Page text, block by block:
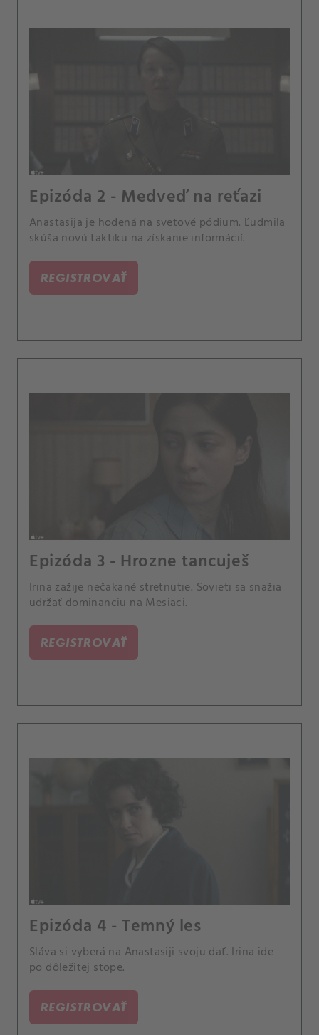
Epizóda 2 - Medveď na reťazi
Anastasija je hodená na svetové pódium. Ľudmila
skúša novú taktiku na získanie informácií.
REGISTROVAŤ
Epizóda 3 - Hrozne tancuješ
Irina zažije nečakané stretnutie. Sovieti sa snažia
udržať dominanciu na Mesiaci.
REGISTROVAŤ
Epizóda 4 - Temný les
Sláva si vyberá na Anastasiji svoju dať. Irina ide
po dôležitej stope.
REGISTROVAŤ